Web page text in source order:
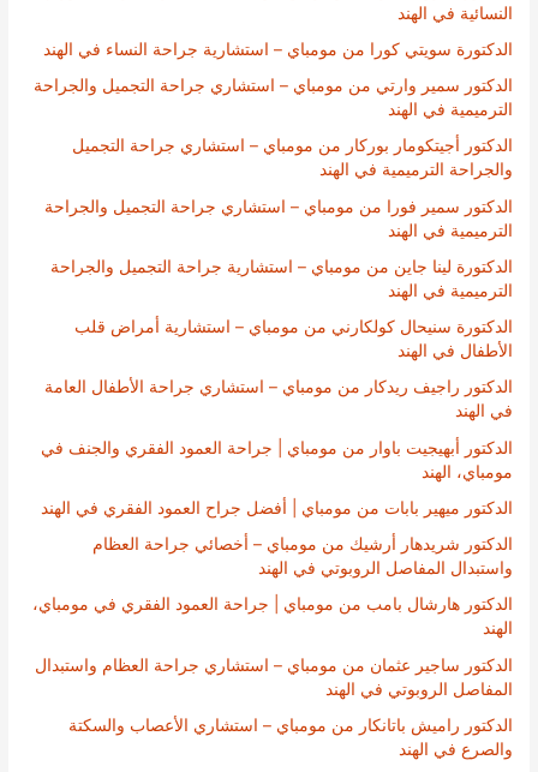
النسائية في الهند
الدكتورة سويتي كورا من مومباي – استشارية جراحة النساء في الهند
الدكتور سمير وارتي من مومباي – استشاري جراحة التجميل والجراحة
الترميمية في الهند
الدكتور أجيتكومار بوركار من مومباي – استشاري جراحة التجميل
والجراحة الترميمية في الهند
الدكتور سمير فورا من مومباي – استشاري جراحة التجميل والجراحة
الترميمية في الهند
الدكتورة لينا جاين من مومباي – استشارية جراحة التجميل والجراحة
الترميمية في الهند
الدكتورة سنيحال كولكارني من مومباي – استشارية أمراض قلب
الأطفال في الهند
الدكتور راجيف ريدكار من مومباي – استشاري جراحة الأطفال العامة
في الهند
الدكتور أبهيجيت باوار من مومباي | جراحة العمود الفقري والجنف في
مومباي، الهند
الدكتور ميهير بابات من مومباي | أفضل جراح العمود الفقري في الهند
الدكتور شريدهار أرشيك من مومباي – أخصائي جراحة العظام
واستبدال المفاصل الروبوتي في الهند
الدكتور هارشال بامب من مومباي | جراحة العمود الفقري في مومباي،
الهند
الدكتور ساجير عثمان من مومباي – استشاري جراحة العظام واستبدال
المفاصل الروبوتي في الهند
الدكتور راميش باتانكار من مومباي – استشاري الأعصاب والسكتة
والصرع في الهند